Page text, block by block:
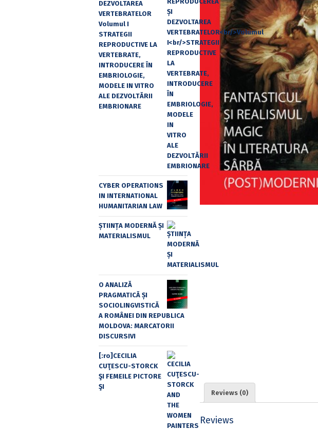
Reviews (0)
Reviews
DEZVOLTAREA
VERTEBRATELOR
Volumul I
STRATEGII
REPRODUCTIVE LA
VERTEBRATE,
INTRODUCERE ÎN
EMBRIOLOGIE,
MODELE IN VITRO
ALE DEZVOLTĂRII
EMBRIONARE
CYBER OPERATIONS
IN INTERNATIONAL
HUMANITARIAN LAW
ȘTIINȚA MODERNĂ ȘI
MATERIALISMUL
O ANALIZĂ
PRAGMATICĂ ȘI
SOCIOLINGVISTICĂ
A ROMÂNEI DIN REPUBLICA
MOLDOVA: MARCATORII
DISCURSIVI
[:ro]CECILIA
CUŢESCU-STORCK
ŞI FEMEILE PICTORE
ŞI